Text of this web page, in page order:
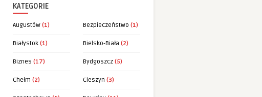
KATEGORIE
Augustów (1) Bezpieczeństwo (1)
Białystok (1) Bielsko-Biała (2)
Biznes (17) Bydgoszcz (5)
Chełm (2) Cieszyn (3)